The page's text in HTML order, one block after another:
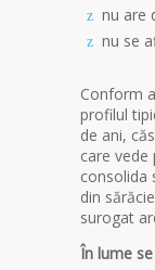
nu are
nu se
Conform
profilul
de ani,
care
consolida
din
surogat
În lume